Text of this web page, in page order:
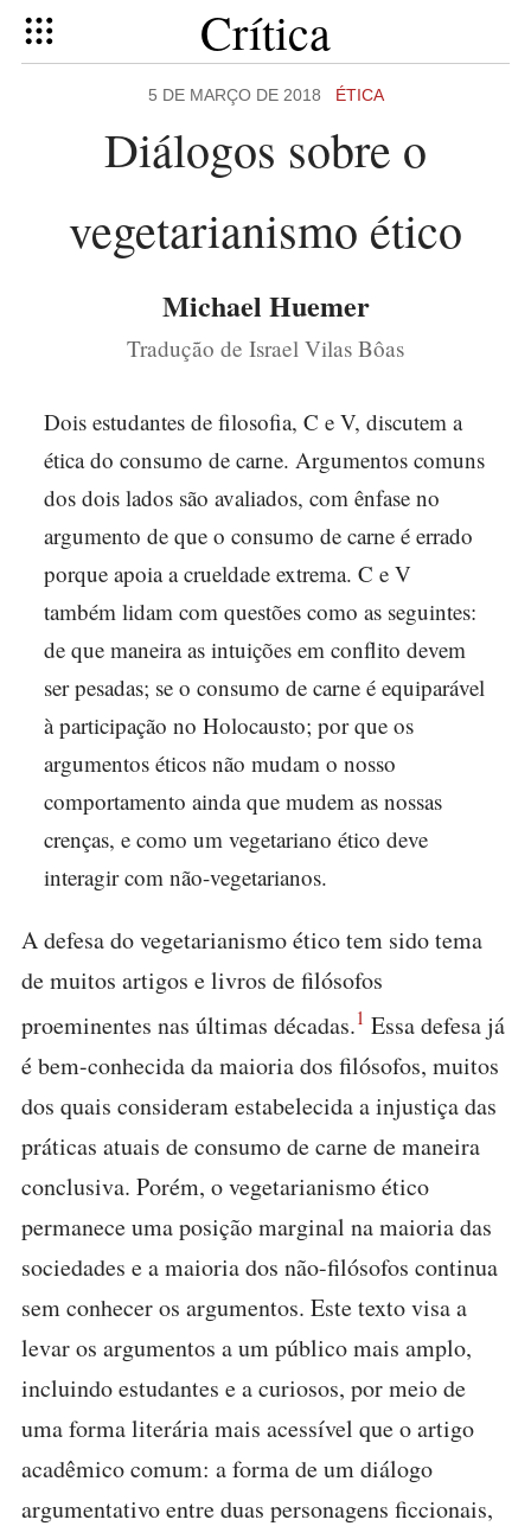
Crítica
5 DE MARÇO DE 2018 ÉTICA
Diálogos sobre o
vegetarianismo ético
Michael Huemer
Tradução de Israel Vilas Bôas
Dois estudantes de filosofia, C e V, discutem a
ética do consumo de carne. Argumentos comuns
dos dois lados são avaliados, com ênfase no
argumento de que o consumo de carne é errado
porque apoia a crueldade extrema. C e V
também lidam com questões como as seguintes:
de que maneira as intuições em conflito devem
ser pesadas; se o consumo de carne é equiparável
à participação no Holocausto; por que os
argumentos éticos não mudam o nosso
comportamento ainda que mudem as nossas
crenças, e como um vegetariano ético deve
interagir com não-vegetarianos.
A defesa do vegetarianismo ético tem sido tema
de muitos artigos e livros de filósofos
proeminentes nas últimas décadas.1 Essa defesa já
é bem-conhecida da maioria dos filósofos, muitos
dos quais consideram estabelecida a injustiça das
práticas atuais de consumo de carne de maneira
conclusiva. Porém, o vegetarianismo ético
permanece uma posição marginal na maioria das
sociedades e a maioria dos não-filósofos continua
sem conhecer os argumentos. Este texto visa a
levar os argumentos a um público mais amplo,
incluindo estudantes e a curiosos, por meio de
uma forma literária mais acessível que o artigo
acadêmico comum: a forma de um diálogo
argumentativo entre duas personagens ficcionais,